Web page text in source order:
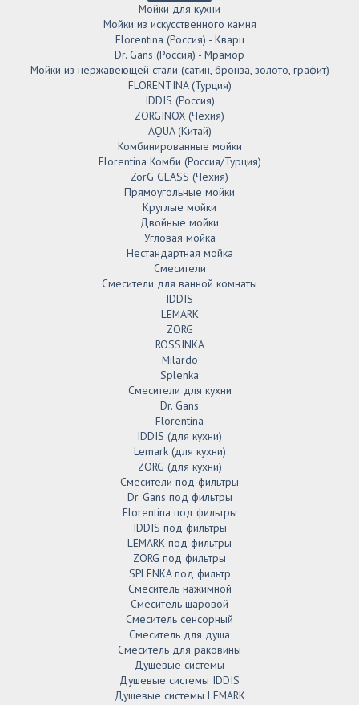
Мойки для кухни
Мойки из искусственного камня
Florentina (Россия) - Кварц
Dr. Gans (Россия) - Мрамор
Мойки из нержавеющей стали (сатин, бронза, золото, графит)
FLORENTINA (Турция)
IDDIS (Россия)
ZORGINOX (Чехия)
AQUA (Китай)
Комбинированные мойки
Florentina Комби (Россия/Турция)
ZorG GLASS (Чехия)
Прямоугольные мойки
Круглые мойки
Двойные мойки
Угловая мойка
Нестандартная мойка
Смесители
Смесители для ванной комнаты
IDDIS
LEMARK
ZORG
ROSSINKA
Milardo
Splenka
Смесители для кухни
Dr. Gans
Florentina
IDDIS (для кухни)
Lemark (для кухни)
ZORG (для кухни)
Смесители под фильтры
Dr. Gans под фильтры
Florentina под фильтры
IDDIS под фильтры
LEMARK под фильтры
ZORG под фильтры
SPLENKA под фильтр
Смеситель нажимной
Смеситель шаровой
Смеситель сенсорный
Смеситель для душа
Смеситель для раковины
Душевые системы
Душевые системы IDDIS
Душевые системы LEMARK